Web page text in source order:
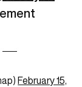
February 15,